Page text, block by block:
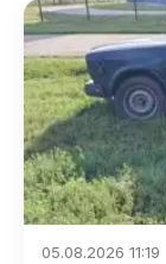
05.08.2026 11:19